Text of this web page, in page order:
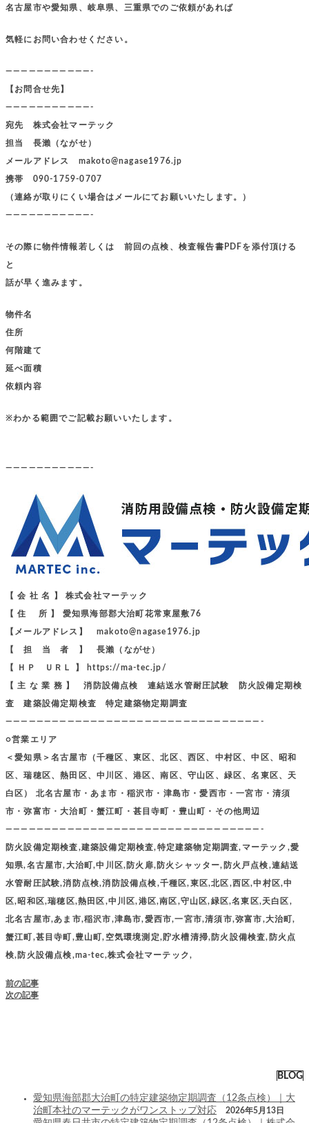
名古屋市や愛知県、岐阜県、三重県でのご依頼があれば
気軽にお問い合わせください。
———————————-
【お問合せ先】
———————————-
宛先 株式会社マーテック
担当 長瀨（ながせ）
メールアドレス makoto@nagase1976.jp
携帯 090-1759-0707
（連絡が取りにくい場合はメールにてお願いいたします。）
———————————-
その際に物件情報若しくは 前回の点検、検査報告書PDFを添付頂ける
と
話が早く進みます。
物件名
住所
何階建て
延べ面積
依頼内容
※わかる範囲でご記載お願いいたします。
———————————-
【 会 社 名 】 株式会社マーテック
【 住 所 】 愛知県海部郡大治町花常東屋敷76
【メールアドレス】 makoto@nagase1976.jp
【 担 当 者 】 長瀨（ながせ）
【 ＨＰ ＵＲＬ 】 https://ma-tec.jp/
【 主 な 業 務 】 消防設備点検 連結送水管耐圧試験 防火設備定期検
査 建築設備定期検査 特定建築物定期調査
—————————————————————————————————-
○営業エリア
＜愛知県＞名古屋市（千種区、東区、北区、西区、中村区、中区、昭和
区、瑞穂区、熱田区、中川区、港区、南区、守山区、緑区、名東区、天
白区） 北名古屋市・あま市・稲沢市・津島市・愛西市・一宮市・清須
市・弥富市・大治町・蟹江町・甚目寺町・豊山町・その他周辺
—————————————————————————————————-
防火設備定期検査,建築設備定期検査,特定建築物定期調査,マーテック,愛
知県,名古屋市,大治町,中川区,防火扉,防火シャッター,防火戸点検,連結送
水管耐圧試験,消防点検,消防設備点検,千種区,東区,北区,西区,中村区,中
区,昭和区,瑞穂区,熱田区,中川区,港区,南区,守山区,緑区,名東区,天白区,
北名古屋市,あま市,稲沢市,津島市,愛西市,一宮市,清須市,弥富市,大治町,
蟹江町,甚目寺町,豊山町,空気環境測定,貯水槽清掃,防火設備検査,防火点
検,防火設備点検,ma-tec,株式会社マーテック,
前の記事
次の記事
BLOG
愛知県海部郡大治町の特定建築物定期調査（12条点検）｜大
治町本社のマーテックがワンストップ対応
2026年5月13日